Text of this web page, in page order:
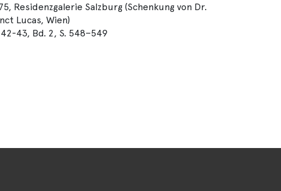
Residenzgalerie Salzburg (Schenkung von Dr.
Lucas, Wien)
42-43, Bd. 2, S. 548–549